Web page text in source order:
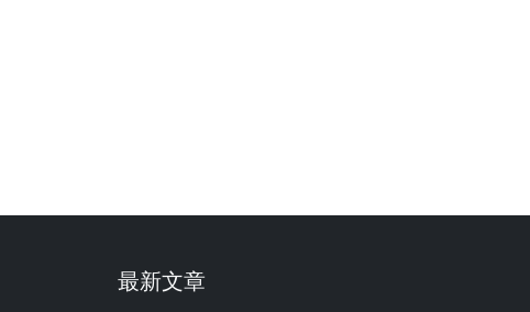
最新文章